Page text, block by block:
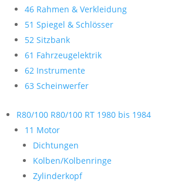
46 Rahmen & Verkleidung
51 Spiegel & Schlösser
52 Sitzbank
61 Fahrzeugelektrik
62 Instrumente
63 Scheinwerfer
R80/100 R80/100 RT 1980 bis 1984
11 Motor
Dichtungen
Kolben/Kolbenringe
Zylinderkopf